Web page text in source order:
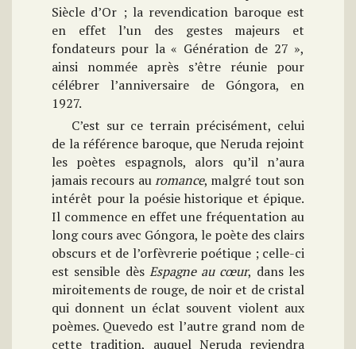
Siècle d’Or ; la revendication baroque est
en effet l’un des gestes majeurs et
fondateurs pour la « Génération de 27 »,
ainsi nommée après s’être réunie pour
célébrer l’anniversaire de Góngora, en
1927.
C’est sur ce terrain précisément, celui
de la référence baroque, que Neruda rejoint
les poètes espagnols, alors qu’il n’aura
jamais recours auromance, malgré tout son
intérêt pour la poésie historique et épique.
Il commence en effet une fréquentation au
long cours avec Góngora, le poète des clairs
obscurs et de l’orfèvrerie poétique ; celle-ci
est sensible dès Espagne au cœur, dans les
miroitements de rouge, de noir et de cristal
qui donnent un éclat souvent violent aux
poèmes. Quevedo est l’autre grand nom de
cette tradition, auquel Neruda reviendra